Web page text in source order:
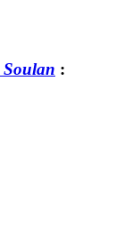
Soulan :